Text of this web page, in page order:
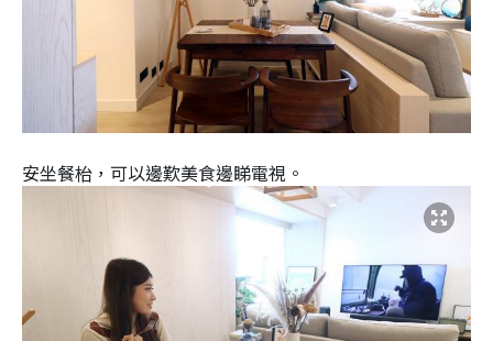
安坐餐枱，可以邊歎美食邊睇電視。